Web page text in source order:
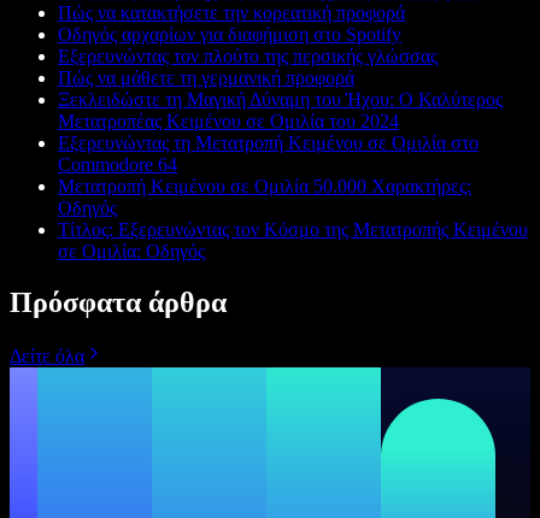
Πώς να κατακτήσετε την κορεατική προφορά
Οδηγός αρχαρίων για διαφήμιση στο Spotify
Εξερευνώντας τον πλούτο της περσικής γλώσσας
Πώς να μάθετε τη γερμανική προφορά
Ξεκλειδώστε τη Μαγική Δύναμη του Ήχου: Ο Καλύτερος
Μετατροπέας Κειμένου σε Ομιλία του 2024
Εξερευνώντας τη Μετατροπή Κειμένου σε Ομιλία στο
Commodore 64
Μετατροπή Κειμένου σε Ομιλία 50.000 Χαρακτήρες:
Οδηγός
Τίτλος: Εξερευνώντας τον Κόσμο της Μετατροπής Κειμένου
σε Ομιλία: Οδηγός
Πρόσφατα άρθρα
Δείτε όλα